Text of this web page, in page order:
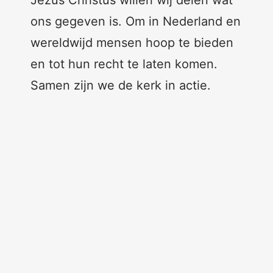
ons gegeven is. Om in Nederland en
wereldwijd mensen hoop te bieden
en tot hun recht te laten komen.
Samen zijn we de kerk in actie.